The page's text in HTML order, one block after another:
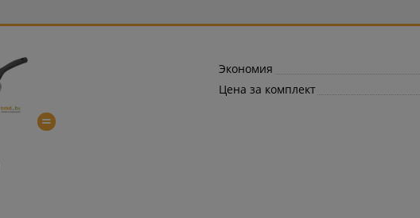
=
Экономия
Цена за комплект